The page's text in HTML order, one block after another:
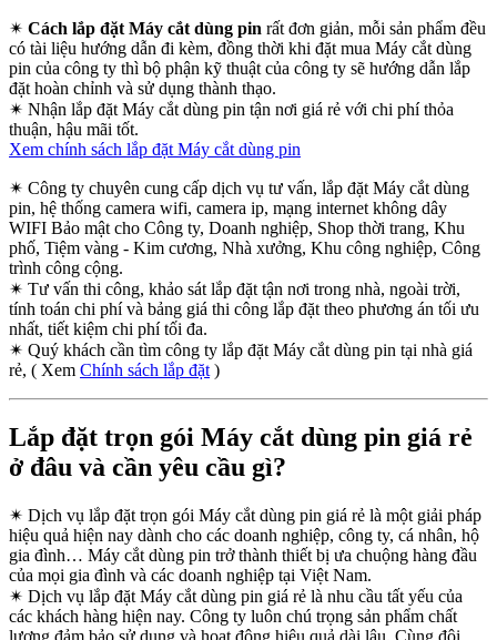
✴ Cách lắp đặt Máy cắt dùng pin rất đơn giản, mỗi sản phẩm đều
có tài liệu hướng dẫn đi kèm, đồng thời khi đặt mua Máy cắt dùng
pin của công ty thì bộ phận kỹ thuật của công ty sẽ hướng dẫn lắp
đặt hoàn chỉnh và sử dụng thành thạo.
✴ Nhận lắp đặt Máy cắt dùng pin tận nơi giá rẻ với chi phí thỏa
thuận, hậu mãi tốt.
Xem chính sách lắp đặt Máy cắt dùng pin
✴ Công ty chuyên cung cấp dịch vụ tư vấn, lắp đặt Máy cắt dùng
pin, hệ thống camera wifi, camera ip, mạng internet không dây
WIFI Bảo mật cho Công ty, Doanh nghiệp, Shop thời trang, Khu
phố, Tiệm vàng - Kim cương, Nhà xưởng, Khu công nghiệp, Công
trình công cộng.
✴ Tư vấn thi công, khảo sát lắp đặt tận nơi trong nhà, ngoài trời,
tính toán chi phí và bảng giá thi công lắp đặt theo phương án tối ưu
nhất, tiết kiệm chi phí tối đa.
✴ Quý khách cần tìm công ty lắp đặt Máy cắt dùng pin tại nhà giá
rẻ, ( Xem Chính sách lắp đặt )
Lắp đặt trọn gói Máy cắt dùng pin giá rẻ
ở đâu và cần yêu cầu gì?
✴ Dịch vụ lắp đặt trọn gói Máy cắt dùng pin giá rẻ là một giải pháp
hiệu quả hiện nay dành cho các doanh nghiệp, công ty, cá nhân, hộ
gia đình… Máy cắt dùng pin trở thành thiết bị ưa chuộng hàng đầu
của mọi gia đình và các doanh nghiệp tại Việt Nam.
✴ Dịch vụ lắp đặt Máy cắt dùng pin giá rẻ là nhu cầu tất yếu của
các khách hàng hiện nay. Công ty luôn chú trọng sản phẩm chất
lượng đảm bảo sử dụng và hoạt động hiệu quả dài lâu. Cùng đội